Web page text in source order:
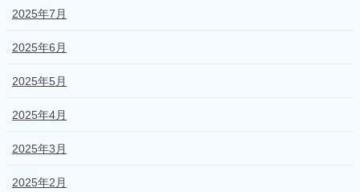
2025年7月
2025年6月
2025年5月
2025年4月
2025年3月
2025年2月